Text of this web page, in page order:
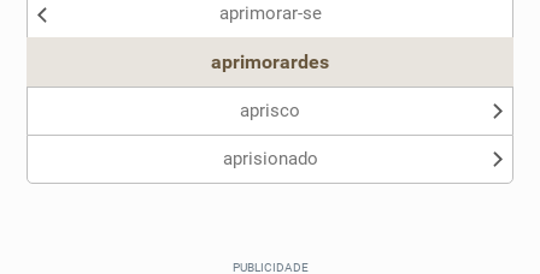
aprimorar-se
aprimorardes
aprisco
aprisionado